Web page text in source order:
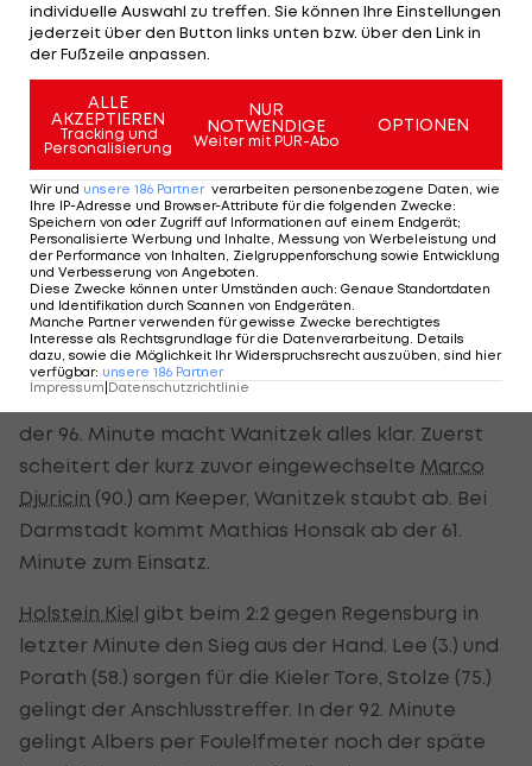
Wichtiger Sieg für Bochum und Grozurek
Positive Schlagzeilen kann hingegen Lukas
Grozurek schreiben. Der Ex-Rapid, -Admira und -
Sturm-Akteur steht beim abstiegsbedrohten
Karlsruher SC erstmals seit Oktober in der
Startelf.
Prompt gelingt mit einem 2:0-Heimsieg gegen das
favorisierte Darmstadt ein wichtiger Schritt im
Keller. Das Siegtor erzielt Hofmann (67.), der nach
einer Ecke von links ungehindert einschießen kann.
Grozurek wird in der 61. Minute ausgewechselt. In
der 96. Minute macht Wanitzek alles klar. Zuerst
scheitert der kurz zuvor eingewechselte Marco
Djuricin (90.) am Keeper, Wanitzek staubt ab. Bei
Darmstadt kommt Mathias Honsak ab der 61.
Minute zum Einsatz.
Holstein Kiel gibt beim 2:2 gegen Regensburg in
letzter Minute den Sieg aus der Hand. Lee (3.) und
Porath (58.) sorgen für die Kieler Tore, Stolze (75.)
gelingt der Anschlusstreffer. In der 92. Minute
gelingt Albers per Foulelfmeter noch der späte
individuelle Auswahl zu treffen. Sie können Ihre Einstellungen
jederzeit über den Button links unten bzw. über den Link in
der Fußzeile anpassen.
ALLE
AKZEPTIEREN
Tracking und
Personalisierung
NUR
NOTWENDIGE
Weiter mit PUR-Abo
OPTIONEN
Wir und unsere 186 Partner verarbeiten personenbezogene Daten, wie
Ihre IP-Adresse und Browser-Attribute für die folgenden Zwecke:
Speichern von oder Zugriff auf Informationen auf einem Endgerät;
Personalisierte Werbung und Inhalte, Messung von Werbeleistung und
der Performance von Inhalten, Zielgruppenforschung sowie Entwicklung
und Verbesserung von Angeboten
Diese Zwecke können unter Umständen auch: Genaue Standortdaten
und Identifikation durch Scannen von Endgeräten
Manche Partner verwenden für gewisse Zwecke berechtigtes
Interesse als Rechtsgrundlage für die Datenverarbeitung. Details
dazu, sowie die Möglichkeit Ihr Widerspruchsrecht auszuüben, sind hier
verfügbar: unsere 186 Partner
Impressum|Datenschutzrichtlinie